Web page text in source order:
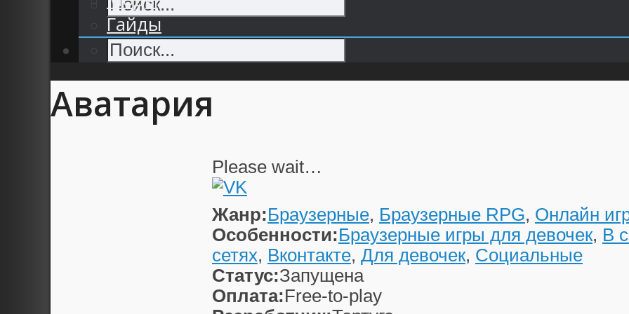
Гайды
Аватария
Please wait…
Жанр:Браузерные, Браузерные RPG, Онлайн
Особенности:Браузерные игры для девочек, В
сетях, Вконтакте, Для девочек, Социальные
Статус:Запущена
Оплата:Free-to-play